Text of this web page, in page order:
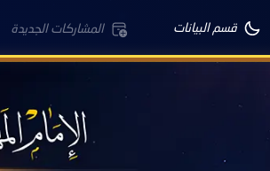
قسم البيانات المشاركات الجديدة